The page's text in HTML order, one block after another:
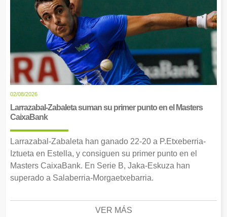
02/08/2026
Larrazabal-Zabaleta suman su primer punto en el Masters
CaixaBank
Larrazabal-Zabaleta han ganado 22-20 a P.Etxeberria-
Iztueta en Estella, y consiguen su primer punto en el
Masters CaixaBank. En Serie B, Jaka-Eskuza han
superado a Salaberria-Morgaetxebarria.
VER MÁS